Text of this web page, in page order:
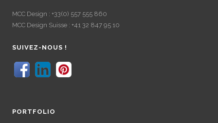
MCC Design : +33(0) 557 555 860
MCC Design Suisse : +41 32 847 95 10
SUIVEZ-NOUS !
PORTFOLIO